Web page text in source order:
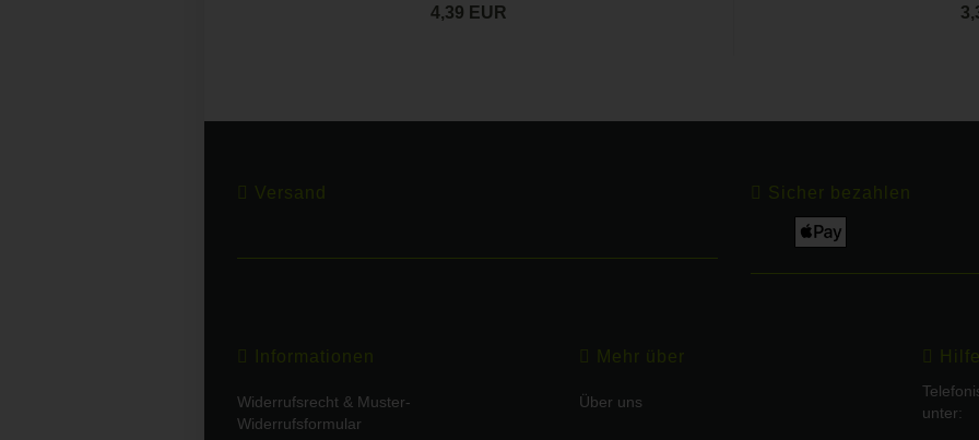
4,39 EUR
Versand Sicher bezahlen
Informationen
Widerrufsrecht & Muster-
Widerrufsformular
Mehr über
Über uns
unter: